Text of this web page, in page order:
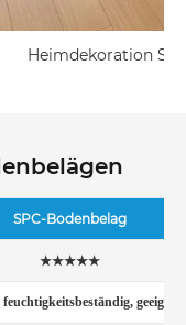
SPC-Bodenbelag
★★★★★